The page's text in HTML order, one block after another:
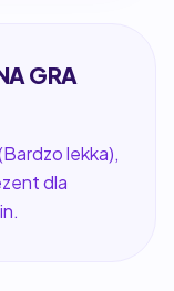
GRA
lekka),
dla